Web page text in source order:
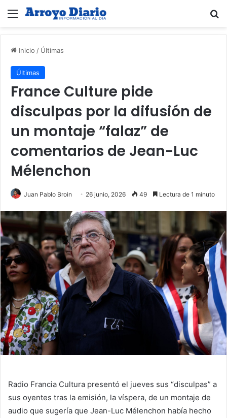
Menú
Inicio / Últimas
Últimas
France Culture pide
disculpas por la difusión de
un montaje “falaz” de
comentarios de Jean-Luc
Mélenchon
Juan Pablo Broin 26 junio, 2026 49 Lectura de 1 minuto
Radio Francia Cultura presentó el jueves sus “disculpas” a
sus oyentes tras la emisión, la víspera, de un montaje de
audio que sugería que Jean-Luc Mélenchon había hecho